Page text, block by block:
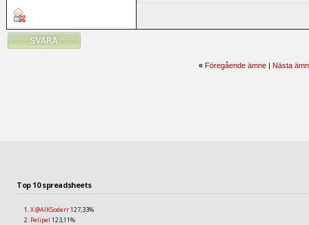
« Föregående ämne| Nästa
Top 10 spreadsheets
X @AIKSoderr127,33%
Pelipel 123,11%